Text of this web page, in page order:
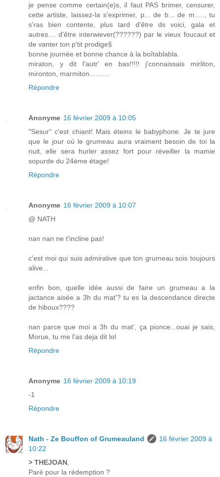
je pense comme certain(e)s, il faut PAS brimer, censurer,
cette artiste, laissez-la s'exprimer, p... de b... de m....., tu
s'ras bien contente, plus tard d'être ds voici, gala et
autres.... d'être interwiever(??????) par le vieux foucaut et
de vanter ton p'tit prodige§
bonne journée et bonne chance à la boîtablabla.
miraton, y dit l'autr' en bas!!!!! j'connaissais mirliton,
mironton, marmiton..........
Répondre
Anonyme 16 février 2009 à 10:05
"Sesur" c'est chiant! Mais éteins le babyphone. Je te jure
que le jour où le grumeau aura vraiment besoin de toi la
nuit, elle sera hurler assez fort pour réveiller la mamie
sopurde du 24ème étage!
Répondre
Anonyme 16 février 2009 à 10:07
@ NATH
nan nan ne t'incline pas!
c'est moi qui suis admirative que ton grumeau sois toujours
alive...
enfin bon, quelle idée aussi de faire un grumeau a la
jactance aisée a 3h du mat'? tu es la descendance directe
de hiboux????
nan parce que moi a 3h du mat', ça pionce...ouai je sais,
Morue, tu me l'as deja dit lol
Répondre
Anonyme 16 février 2009 à 10:19
-1
Répondre
Nath - Ze Bouffon of Grumeauland
16 février 2009 à
10:22
> THEJOAN
Paré pour la rédemption ?